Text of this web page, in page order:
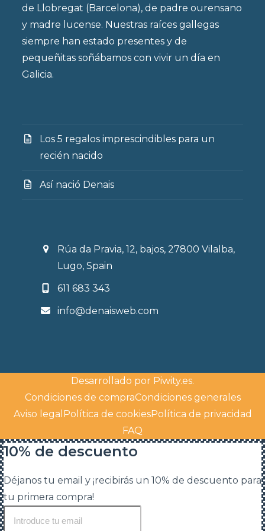
de Llobregat (Barcelona), de padre ourensano
y madre lucense. Nuestras raíces gallegas
siempre han estado presentes y de
pequeñitas soñábamos con vivir un día en
Galicia.
Los 5 regalos imprescindibles para un
recién nacido
Así nació Denais
Rúa da Pravia, 12, bajos, 27800 Vilalba,
Lugo, Spain
611 683 343
info@denaisweb.com
Desarrollado por Piwity.es.
Condiciones de compraCondiciones generales
Aviso legal Política de cookiesPolítica de privacidad
FAQ
10% de descuento
Déjanos tu email y ¡recibirás un 10% de descuento para
tu primera compra!